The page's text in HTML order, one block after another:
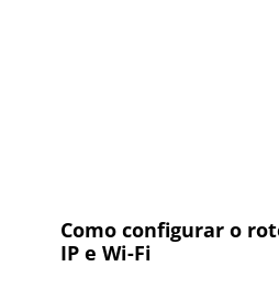
Como configurar o
IP e Wi-Fi